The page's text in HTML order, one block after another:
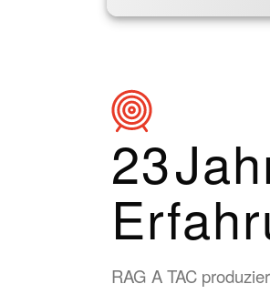
30
RAG A TAC